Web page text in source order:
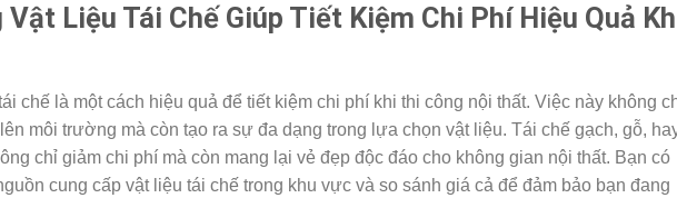
Vật Liệu Tái Chế Giúp Tiết Kiệm Chi Phí Hiệu Quả
chế là một cách hiệu quả để tiết kiệm chi phí khi thi công nội thất. Việc này không
môi trường mà còn tạo ra sự đa dạng trong lựa chọn vật liệu. Tái chế gạch, gỗ,
chỉ giảm chi phí mà còn mang lại vẻ đẹp độc đáo cho không gian nội thất. Bạn có
cung cấp vật liệu tái chế trong khu vực và so sánh giá cả để đảm bảo bạn đang